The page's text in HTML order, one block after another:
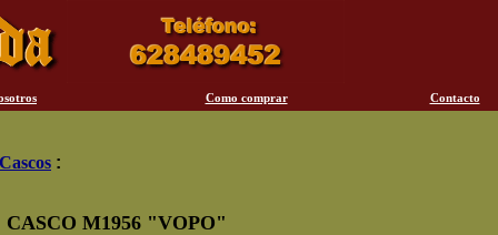
Como comprar Contacto
Cascos :
CASCO M1956 "VOPO"